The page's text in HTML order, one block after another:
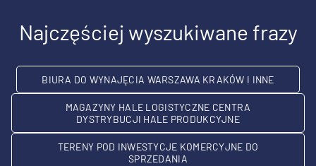
Najczęściej wyszukiwane frazy
BIURA DO WYNAJĘCIA WARSZAWA KRAKÓW I INNE
MAGAZYNY HALE LOGISTYCZNE CENTRA
DYSTRYBUCJI HALE PRODUKCYJNE
TERENY POD INWESTYCJE KOMERCYJNE DO
SPRZEDANIA